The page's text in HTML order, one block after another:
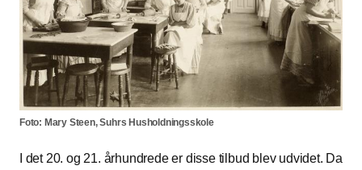
Foto: Mary Steen, Suhrs Husholdningsskole
I det 20. og 21. århundrede er disse tilbud blev udvidet. Da